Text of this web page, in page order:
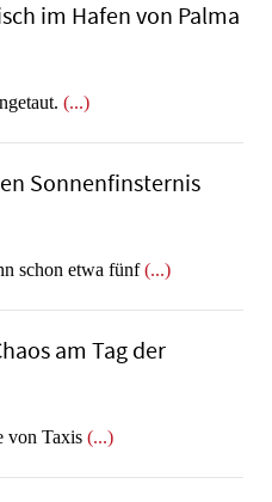
im Hafen von Palma
(...)
Sonnenfinsternis
schon etwa fünf(...)
am Tag der
von Taxis (...)